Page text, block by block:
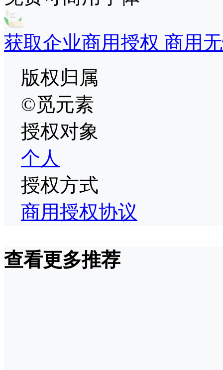
获取企业商用授权 商用
版权归属
©觅元素
授权对象
个人
授权方式
商用授权协议
查看更多推荐